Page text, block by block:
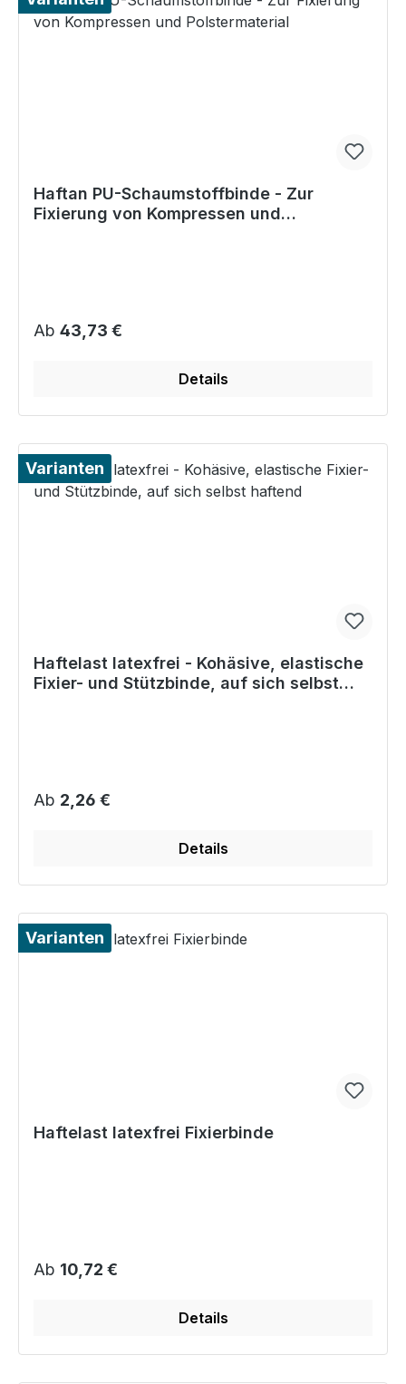
Haftan PU-Schaumstoffbinde - Zur
Fixierung von Kompressen und
Regulärer Preis:
Ab 43,73 €
Details
Varianten
Haftelast latexfrei - Kohäsive, elastische
Fixier- und Stützbinde, auf sich selbst
Regulärer Preis:
Ab 2,26 €
Details
Varianten
Haftelast latexfrei Fixierbinde
Regulärer Preis:
Ab 10,72 €
Details